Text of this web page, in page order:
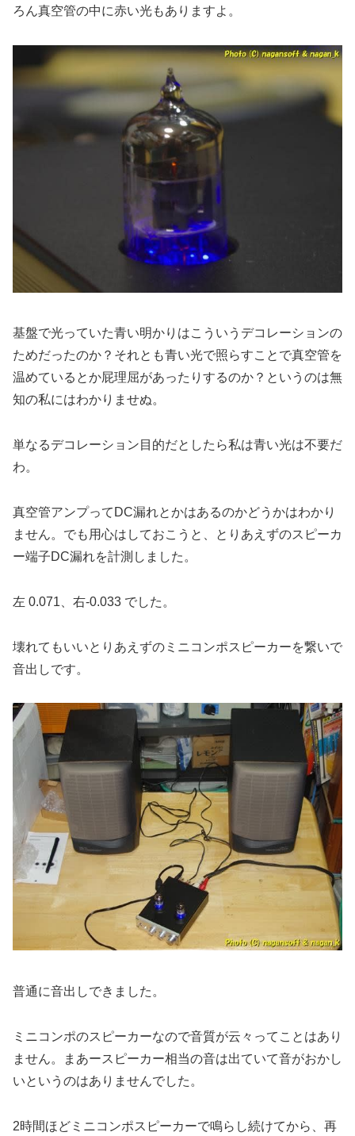
ろん真空管の中に赤い光もありますよ。
基盤で光っていた青い明かりはこういうデコレーションの
ためだったのか？それとも青い光で照らすことで真空管を
温めているとか屁理屈があったりするのか？というのは無
知の私にはわかりませぬ。
単なるデコレーション目的だとしたら私は青い光は不要だ
わ。
真空管アンプってDC漏れとかはあるのかどうかはわかり
ません。でも用心はしておこうと、とりあえずのスピーカ
ー端子DC漏れを計測しました。
左 0.071、右-0.033 でした。
壊れてもいいとりあえずのミニコンポスピーカーを繋いで
音出しです。
普通に音出しできました。
ミニコンポのスピーカーなので音質が云々ってことはあり
ません。まあースピーカー相当の音は出ていて音がおかし
いというのはありませんでした。
2時間ほどミニコンポスピーカーで鳴らし続けてから、再